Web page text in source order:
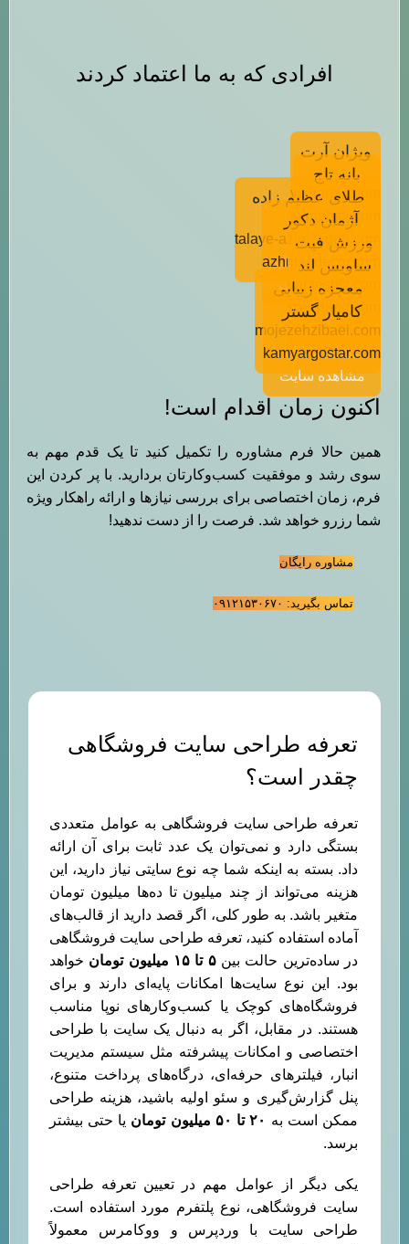
افرادی که به ما اعتماد کردند
ویژان آرت
vizhanart.com
مشاهده سایت
بانه تاج
banehtaj.com
مشاهده سایت
طلای عظیم زاده
talaye-azimzadeh.com
مشاهده سایت
آژمان دکور
azhmandecor.com
مشاهده سایت
ورزش فیت
varzeshfit.com
مشاهده سایت
ساویس لند
savisland.com
مشاهده سایت
معجزه زیبایی
mojezehzibaei.com
مشاهده سایت
کامیار گستر
kamyargostar.com
مشاهده سایت
اکنون زمان اقدام است!
همین حالا فرم مشاوره را تکمیل کنید تا یک قدم مهم به
سوی رشد و موفقیت کسب‌وکارتان بردارید. با پر کردن این
فرم، زمان اختصاصی برای بررسی نیازها و ارائه راهکار ویژه
شما رزرو خواهد شد. فرصت را از دست ندهید!
مشاوره رایگان
تماس بگیرید: ۰۹۱۲۱۵۳۰۶۷۰
تعرفه طراحی سایت فروشگاهی
چقدر است؟
تعرفه طراحی سایت فروشگاهی به عوامل متعددی
بستگی دارد و نمی‌توان یک عدد ثابت برای آن ارائه
داد. بسته به اینکه شما چه نوع سایتی نیاز دارید، این
هزینه می‌تواند از چند میلیون تا ده‌ها میلیون تومان
متغیر باشد. به طور کلی، اگر قصد دارید از قالب‌های
آماده استفاده کنید، تعرفه طراحی سایت فروشگاهی
در ساده‌ترین حالت بین۵ تا۱۵ میلیون تومان خواهد
بود. این نوع سایت‌ها امکانات پایه‌ای دارند و برای
فروشگاه‌های کوچک یا کسب‌وکارهای نوپا مناسب
هستند. در مقابل، اگر به دنبال یک سایت با طراحی
اختصاصی و امکانات پیشرفته مثل سیستم مدیریت
انبار، فیلترهای حرفه‌ای، درگاه‌های پرداخت متنوع،
پنل گزارش‌گیری و سئو اولیه باشید، هزینه طراحی
ممکن است به ۲۰ تا ۵۰ میلیون تومان یا حتی بیشتر
برسد.
یکی دیگر از عوامل مهم در تعیین تعرفه طراحی
سایت فروشگاهی، نوع پلتفرم مورد استفاده است.
طراحی سایت با وردپرس و ووکامرس معمولاً